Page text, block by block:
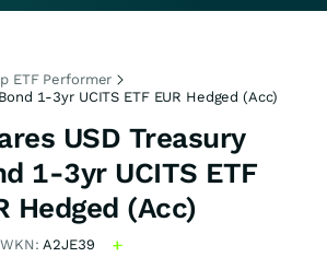
ETF Performer
1-3yr UCITS ETF EUR Hedged (Acc)
USD Treasury
1-3yr UCITS ETF
Hedged (Acc)
WKN:A2JE39